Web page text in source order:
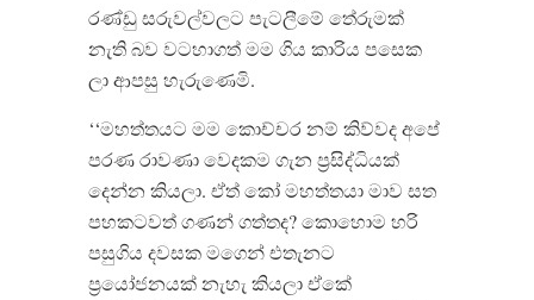
රණ්ඩු සරුවල්වලට පැටලීමේ තේරුමක්
නැති බව වටහාගත් මම ගිය කාරිය පසෙක
ලා ආපසු හැරුණෙමි.
‘‘මහත්තයට මම කොච්චර නම් කිව්වද අපේ
පරණ රාවණා වෙදකම ගැන ප්‍රසිද්ධියක්
දෙන්න කියලා. ඒත් කෝ මහත්තයා මාව සත
පහකටවත් ගණන් ගත්තද? කොහොම හරි
පසුගිය දවසක මගෙන් එතැනට
ප්‍රයෝජනයක් නැහැ කියලා ඒකේ